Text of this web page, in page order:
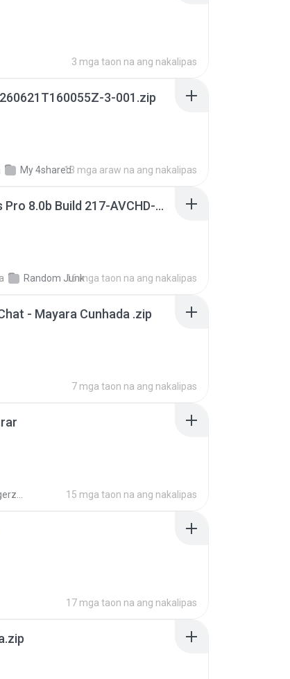
3 mga taon na ang nakalipas
3-001.zip
My 4shared13 mga araw na ang nakalipas
Sony Vegas Pro 8.0b Build 217-AVCHD-MPG-AC3 FIXED.7z
Random Junk16 mga taon na ang nakalipas
- Mayara Cunhada .zip
7 mga taon na ang nakalipas
15 mga taon na ang nakalipas
17 mga taon na ang nakalipas